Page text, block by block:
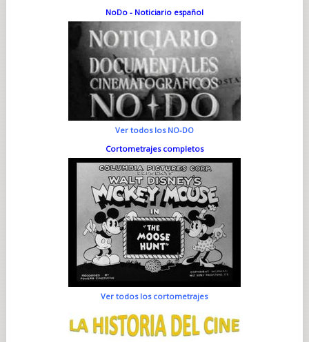
NoDo - Noticiario español
Ver todos los NO-DO
Cortometrajes completos
Ver todos los cortometrajes